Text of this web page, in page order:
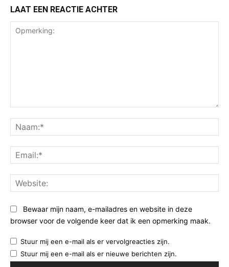
LAAT EEN REACTIE ACHTER
Bewaar mijn naam, e-mailadres en website in deze
browser voor de volgende keer dat ik een opmerking maak.
Stuur mij een e-mail als er vervolgreacties zijn.
Stuur mij een e-mail als er nieuwe berichten zijn.